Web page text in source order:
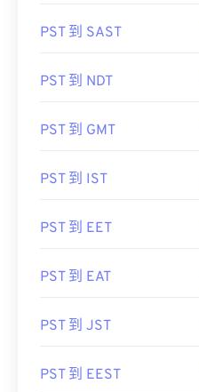
PST 到 SAST
PST 到 NDT
PST 到 GMT
PST 到 IST
PST 到 EET
PST 到 EAT
PST 到 JST
PST 到 EEST